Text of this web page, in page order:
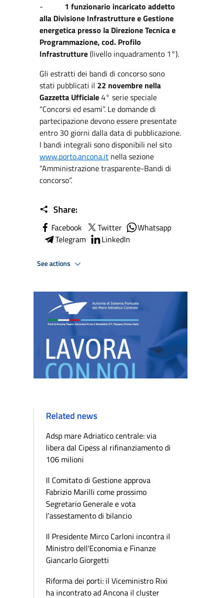
- 1 funzionario incaricato addetto
alla Divisione Infrastrutture e Gestione
energetica presso la Direzione Tecnica e
Programmazione, cod. Profilo
Infrastrutture(livello inquadramento 1°).
Gli estratti dei bandi di concorso sono
stati pubblicati il 22 novembre nella
Gazzetta Ufficiale4° serie speciale
“Concorsi ed esami”. Le domande di
partecipazione devono essere presentate
entro 30 giorni dalla data di pubblicazione.
I bandi integrali sono disponibili nel sito
www.porto.ancona.it nella sezione
“Amministrazione trasparente-Bandi di
concorso”.
Share:
Facebook Twitter
Whatsapp
Telegram
LinkedIn
See actions
Related news
Adsp mare Adriatico centrale: via
libera dal Cipess al rifinanziamento di
106 milioni
Il Comitato di Gestione approva
Fabrizio Marilli come prossimo
Segretario Generale e vota
l'assestamento di bilancio
Il Presidente Mirco Carloni incontra il
Ministro dell'Economia e Finanze
Giancarlo Giorgetti
Riforma dei porti: il Viceministro Rixi
ha incontrato ad Ancona il cluster